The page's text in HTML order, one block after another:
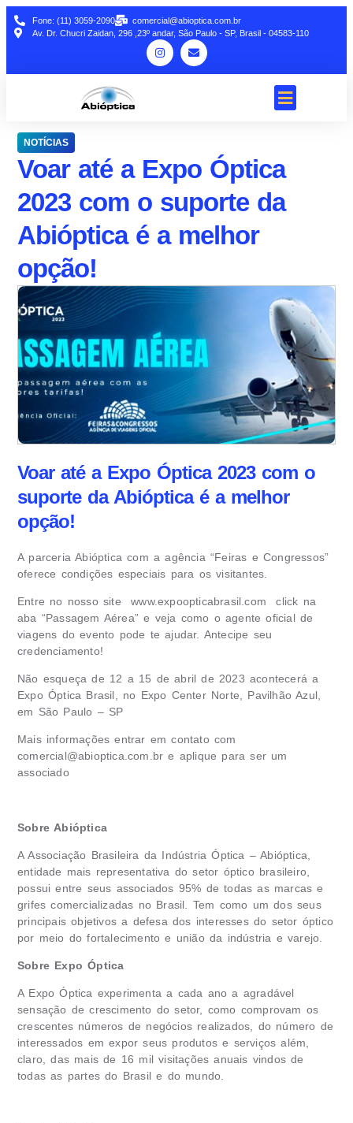
Fone: (11) 3059-2090
comercial@abioptica.com.br
Av. Dr. Chucri Zaidan, 296 ,23º andar, São Paulo - SP, Brasil - 04583-110
NOTÍCIAS
Voar até a Expo Óptica
2023 com o suporte da
Abióptica é a melhor
opção!
Voar até a Expo Óptica 2023 com o
suporte da Abióptica é a melhor
opção!
A parceria Abióptica com a agência “Feiras e Congressos”
oferece condições especiais para os visitantes.
Entre no nosso sitewww.expoopticabrasil.com click na
aba “Passagem Aérea” e veja como o agente oficial de
viagens do evento pode te ajudar. Antecipe seu
credenciamento!
Não esqueça de 12 a 15 de abril de 2023 acontecerá a
Expo Óptica Brasil, no Expo Center Norte, Pavilhão Azul,
em São Paulo – SP
Mais informações entrar em contato com
comercial@abioptica.com.br e aplique para ser um
associado
Sobre Abióptica
A Associação Brasileira da Indústria Óptica – Abióptica,
entidade mais representativa do setor óptico brasileiro,
possui entre seus associados 95% de todas as marcas e
grifes comercializadas no Brasil. Tem como um dos seus
principais objetivos a defesa dos interesses do setor óptico
por meio do fortalecimento e união da indústria e varejo.
Sobre Expo Óptica
A Expo Óptica experimenta a cada ano a agradável
sensação de crescimento do setor, como comprovam os
crescentes números de negócios realizados, do número de
interessados em expor seus produtos e serviços além,
claro, das mais de 16 mil visitações anuais vindos de
todas as partes do Brasil e do mundo.